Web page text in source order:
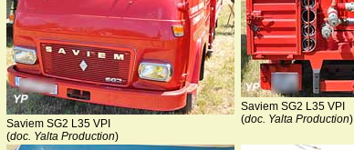
Saviem SG2 L35 VPI
(doc. Yalta Production)
Saviem SG2 L35 VPI
(doc. Yalta Production)